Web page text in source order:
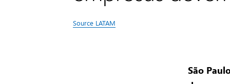
Source LATAM
São